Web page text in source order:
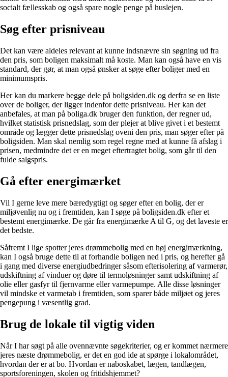
socialt fællesskab og også spare nogle penge på huslejen.
Søg efter prisniveau
Det kan være aldeles relevant at kunne indsnævre sin søgning ud fra
den pris, som boligen maksimalt må koste. Man kan også have en vis
standard, der gør, at man også ønsker at søge efter boliger med en
minimumspris.
Her kan du markere begge dele på boligsiden.dk og derfra se en liste
over de boliger, der ligger indenfor dette prisniveau. Her kan det
anbefales, at man på boliga.dk bruger den funktion, der regner ud,
hvilket statistisk prisnedslag, som der plejer at blive givet i et bestemt
område og lægger dette prisnedslag oveni den pris, man søger efter på
boligsiden. Man skal nemlig som regel regne med at kunne få afslag i
prisen, medmindre det er en meget eftertragtet bolig, som går til den
fulde salgspris.
Gå efter energimærket
Vil I gerne leve mere bæredygtigt og søger efter en bolig, der er
miljøvenlig nu og i fremtiden, kan I søge på boligsiden.dk efter et
bestemt energimærke. De går fra energimærke A til G, og det laveste er
det bedste.
Såfremt I lige spotter jeres drømmebolig med en høj energimærkning,
kan I også bruge dette til at forhandle boligen ned i pris, og herefter gå
i gang med diverse energiudbedringer såsom efterisolering af varmerør,
udskiftning af vinduer og døre til termoløsninger samt udskiftning af
olie eller gasfyr til fjernvarme eller varmepumpe. Alle disse løsninger
vil mindske et varmetab i fremtiden, som sparer både miljøet og jeres
pengepung i væsentlig grad.
Brug de lokale til vigtig viden
Når I har søgt på alle ovennævnte søgekriterier, og er kommet nærmere
jeres næste drømmebolig, er det en god ide at spørge i lokalområdet,
hvordan der er at bo. Hvordan er naboskabet, lægen, tandlægen,
sportsforeningen, skolen og fritidshjemmet?